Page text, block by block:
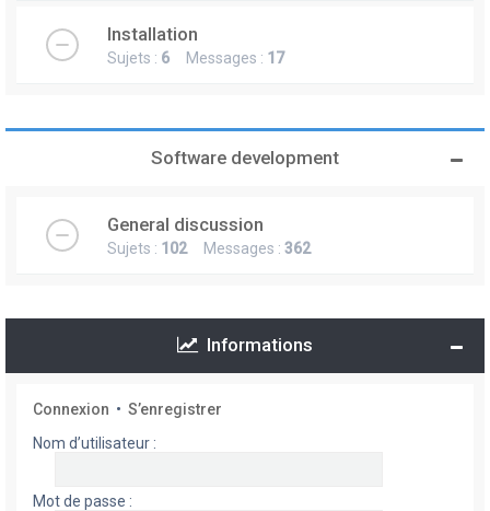
Installation
Sujets : 6 Messages : 17
Software development
General discussion
Sujets : 102Messages : 362
Informations
Connexion • S’enregistrer
Nom d’utilisateur :
Mot de passe :